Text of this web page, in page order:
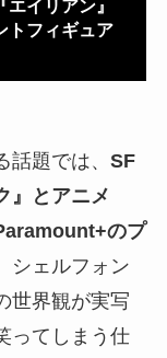
イリアン』
トフィギュア
話題では、 SF
』とアニメ
のプ
シェルフォン
世界観が実写
ってしまう仕